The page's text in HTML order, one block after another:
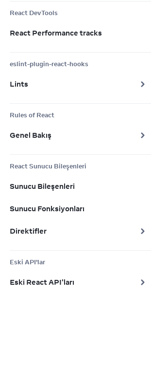
React DevTools
React Performance tracks
eslint-plugin-react-hooks
Lints
Rules of React
Genel Bakış
React Sunucu Bileşenleri
Sunucu Bileşenleri
Sunucu Fonksiyonları
Direktifler
Eski API'lar
Eski React API'ları